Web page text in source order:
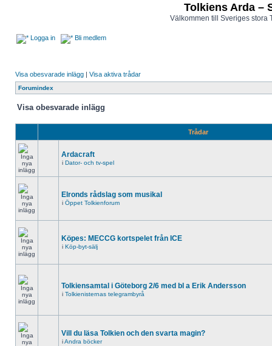
Tolkiens Arda –
Välkommen till Sveriges stora
Logga in Bli medlem
Visa obesvarade inlägg | Visa aktiva trådar
Forumindex
Visa obesvarade inlägg
Trådar
Ardacraft
i Dator- och tv-spel
Elronds rådslag som musikal
i Öppet Tolkienforum
Köpes: MECCG kortspelet från ICE
i Köp-byt-sälj
Tolkiensamtal i Göteborg 2/6 med bl a Erik Andersson
i Tolkienisternas telegrambyrå
Vill du läsa Tolkien och den svarta magin?
iAndra böcker